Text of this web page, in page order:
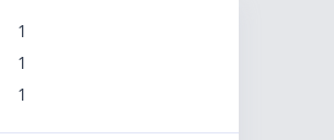
1
1
1